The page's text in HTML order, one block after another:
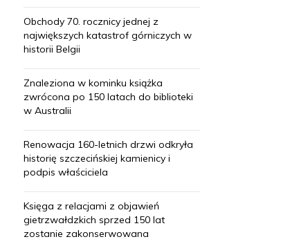
Obchody 70. rocznicy jednej z
największych katastrof górniczych w
historii Belgii
Znaleziona w kominku książka
zwrócona po 150 latach do biblioteki
w Australii
Renowacja 160-letnich drzwi odkryła
historię szczecińskiej kamienicy i
podpis właściciela
Księga z relacjami z objawień
gietrzwałdzkich sprzed 150 lat
zostanie zakonserwowana